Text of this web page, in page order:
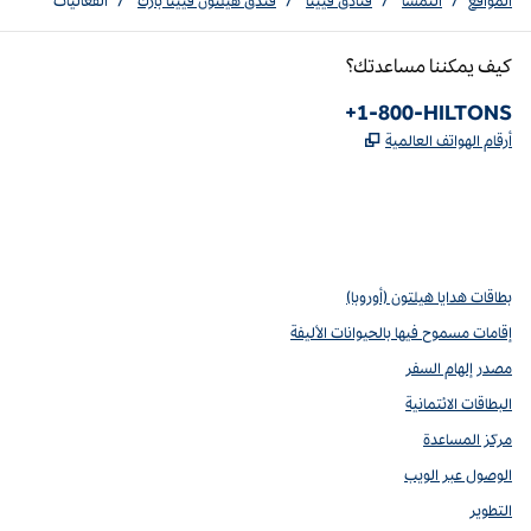
كيف يمكننا مساعدتك؟
رقم الهاتف:
+1-800-HILTONS
أرقام الهواتف العالمية
بطاقات هدايا هيلتون (أوروبا)
إقامات مسموح فيها بالحيوانات الأليفة
مصدر إلهام السفر
البطاقات الائتمانية
مركز المساعدة
الوصول عبر الويب
التطوير